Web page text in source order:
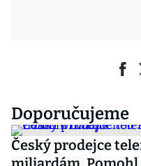
Doporučujeme
Český prodejce